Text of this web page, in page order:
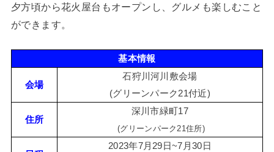
夕方頃から花火屋台もオープンし、グルメも楽しむこと
ができます。
基本情報
会場
石狩川河川敷会場
(グリーンパーク21付近)
住所
深川市緑町17
(グリーンパーク21住所)
2023年7月29日~7月30日